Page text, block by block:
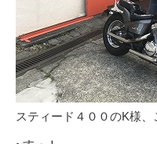
スティード４００のK様